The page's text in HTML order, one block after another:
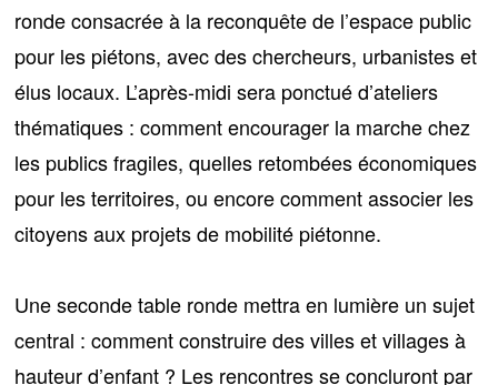
ronde consacrée à la reconquête de l’espace public
pour les piétons, avec des chercheurs, urbanistes et
élus locaux. L’après-midi sera ponctuéd’ateliers
thématiques : comment encourager la marche chez
les publics fragiles, quelles retombées économiques
pour les territoires, ou encore comment associer les
citoyens aux projets de mobilité piétonne.
Une seconde table ronde mettra en lumière un sujet
central :comment construire des villes et villages à
hauteur d’enfant ? Les rencontres se concluront par